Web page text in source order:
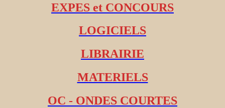
EXPES et CONCOURS
LOGICIELS
LIBRAIRIE
MATERIELS
OC - ONDES COURTES